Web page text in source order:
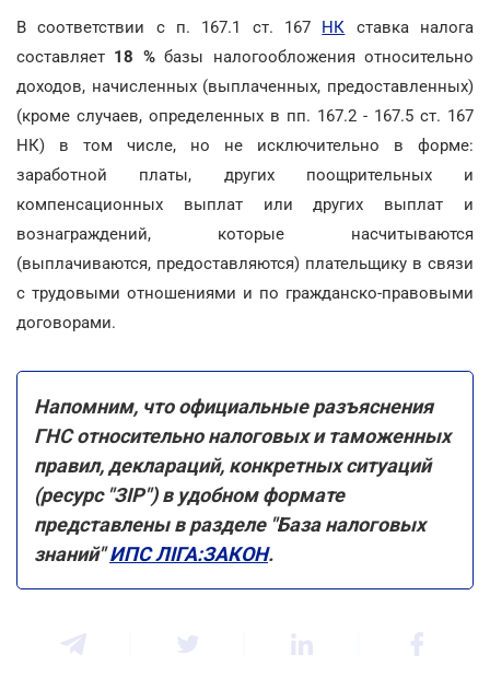
В соответствии с п. 167.1 ст. 167 НК ставка налога
составляет 18 %базы налогообложения относительно
доходов, начисленных (выплаченных, предоставленных)
(кроме случаев, определенных в пп. 167.2 - 167.5 ст. 167
НК) в том числе, но не исключительно в форме:
заработной платы, других поощрительных и
компенсационных выплат или других выплат и
вознаграждений, которые насчитываются
(выплачиваются, предоставляются) плательщику в связи
с трудовыми отношениями и по гражданско-правовыми
договорами.
Напомним, что официальные разъяснения
ГНС относительно налоговых и таможенных
правил, деклараций, конкретных ситуаций
(ресурс "ЗІР") в удобном формате
представлены в разделе "База налоговых
знаний"ИПС ЛІГА:ЗАКОН.